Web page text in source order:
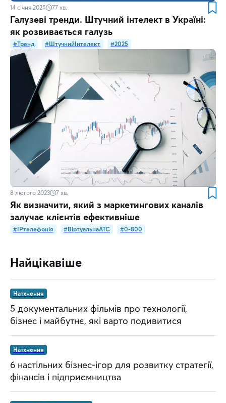
14 січня 2025 77 хв.
Галузеві тренди. Штучний інтелект в Україні:
як розвивається галузь
#Тренд #ШтучнийІнтелект #2025
8 лютого 2023 7 хв.
Як визначити, який з маркетингових каналів
залучає клієнтів ефективніше
#IPтелефонія #ВіртуальнаATC #0-800
Найцікавіше
Натхнення
5 документальних фільмів про технології,
бізнес і майбутнє, які варто подивитися
Натхнення
6 настільних бізнес-ігор для розвитку стратегії,
фінансів і підприємництва